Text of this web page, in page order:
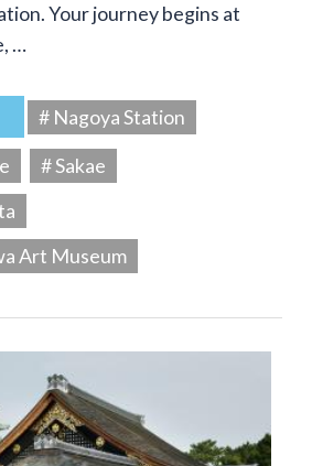
Your journey begins at
…
# Nagoya Station
# Sakae
Art Museum